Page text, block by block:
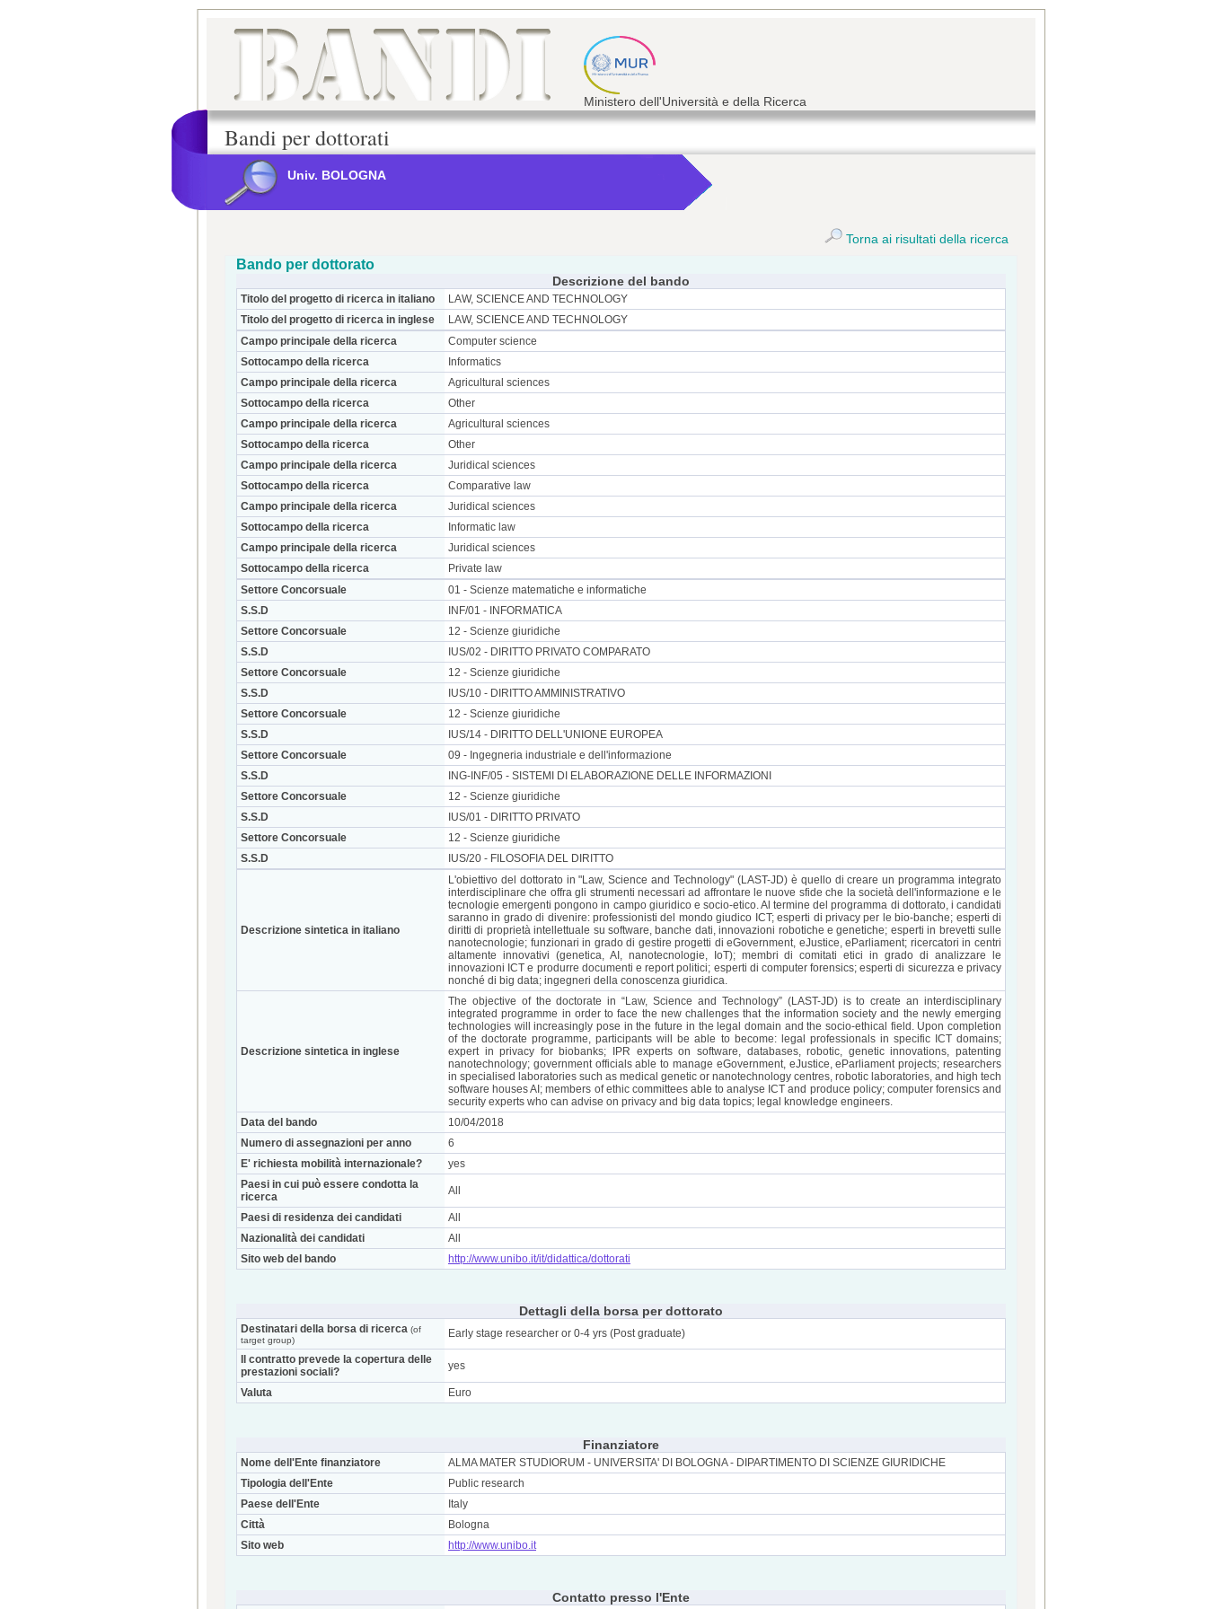
Ministero dell'Università e della Ricerca
Bandi per dottorati
Univ. BOLOGNA
Torna ai risultati della ricerca
Bando per dottorato
Descrizione del bando
Titolo del progetto di ricerca in italiano
LAW, SCIENCE AND TECHNOLOGY
Titolo del progetto di ricerca in inglese
LAW, SCIENCE AND TECHNOLOGY
Campo principale della ricerca
Computer science
Sottocampo della ricerca
Informatics
Campo principale della ricerca
Agricultural sciences
Sottocampo della ricerca
Other
Campo principale della ricerca
Agricultural sciences
Sottocampo della ricerca
Other
Campo principale della ricerca
Juridical sciences
Sottocampo della ricerca
Comparative law
Campo principale della ricerca
Juridical sciences
Sottocampo della ricerca
Informatic law
Campo principale della ricerca
Juridical sciences
Sottocampo della ricerca
Private law
Settore Concorsuale
01 - Scienze matematiche e informatiche
S.S.D
INF/01 - INFORMATICA
Settore Concorsuale
12 - Scienze giuridiche
S.S.D
IUS/02 - DIRITTO PRIVATO COMPARATO
Settore Concorsuale
12 - Scienze giuridiche
S.S.D
IUS/10 - DIRITTO AMMINISTRATIVO
Settore Concorsuale
12 - Scienze giuridiche
S.S.D
IUS/14 - DIRITTO DELL'UNIONE EUROPEA
Settore Concorsuale
09 - Ingegneria industriale e dell'informazione
S.S.D
ING-INF/05 - SISTEMI DI ELABORAZIONE DELLE INFORMAZIONI
Settore Concorsuale
12 - Scienze giuridiche
S.S.D
IUS/01 - DIRITTO PRIVATO
Settore Concorsuale
12 - Scienze giuridiche
S.S.D
IUS/20 - FILOSOFIA DEL DIRITTO
Descrizione sintetica in italiano
L'obiettivo del dottorato in "Law, Science and Technology" (LAST-JD) è quello di creare un programma integrato
interdisciplinare che offra gli strumenti necessari ad affrontare le nuove sfide che la società dell'informazione e le
tecnologie emergenti pongono in campo giuridico e socio-etico. Al termine del programma di dottorato, i candidati
saranno in grado di divenire: professionisti del mondo giudico ICT; esperti di privacy per le bio-banche; esperti di
diritti di proprietà intellettuale su software, banche dati, innovazioni robotiche e genetiche; esperti in brevetti sulle
nanotecnologie; funzionari in grado di gestire progetti di eGovernment, eJustice, eParliament; ricercatori in centri
altamente innovativi (genetica, AI, nanotecnologie, IoT); membri di comitati etici in grado di analizzare le
innovazioni ICT e produrre documenti e report politici; esperti di computer forensics; esperti di sicurezza e privacy
nonché di big data; ingegneri della conoscenza giuridica.
Descrizione sintetica in inglese
The objective of the doctorate in “Law, Science and Technology” (LAST-JD) is to create an interdisciplinary
integrated programme in order to face the new challenges that the information society and the newly emerging
technologies will increasingly pose in the future in the legal domain and the socio-ethical field. Upon completion
of the doctorate programme, participants will be able to become: legal professionals in specific ICT domains;
expert in privacy for biobanks; IPR experts on software, databases, robotic, genetic innovations, patenting
nanotechnology; government officials able to manage eGovernment, eJustice, eParliament projects; researchers
in specialised laboratories such as medical genetic or nanotechnology centres, robotic laboratories, and high tech
software houses AI; members of ethic committees able to analyse ICT and produce policy; computer forensics and
security experts who can advise on privacy and big data topics; legal knowledge engineers.
Data del bando
10/04/2018
Numero di assegnazioni per anno
6
E' richiesta mobilità internazionale?
yes
Paesi in cui può essere condotta la
ricerca
All
Paesi di residenza dei candidati
All
Nazionalità dei candidati
All
Sito web del bando
http://www.unibo.it/it/didattica/dottorati
Dettagli della borsa per dottorato
Destinatari della borsa di ricerca (of
target group)
Early stage researcher or 0-4 yrs (Post graduate)
Il contratto prevede la copertura delle
prestazioni sociali?
yes
Valuta Euro
Finanziatore
Nome dell'Ente finanziatore
ALMA MATER STUDIORUM - UNIVERSITA' DI BOLOGNA - DIPARTIMENTO DI SCIENZE GIURIDICHE
Tipologia dell'Ente
Public research
Paese dell'Ente
Italy
Città
Bologna
Sito web
http://www.unibo.it
Contatto presso l'Ente